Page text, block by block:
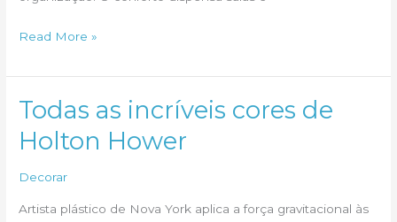
Cinco
únicas
para
uma
Read More »
Todas as incríveis cores de
Holton Hower
Decorar
Artista plástico de Nova York aplica a força gravitacional às